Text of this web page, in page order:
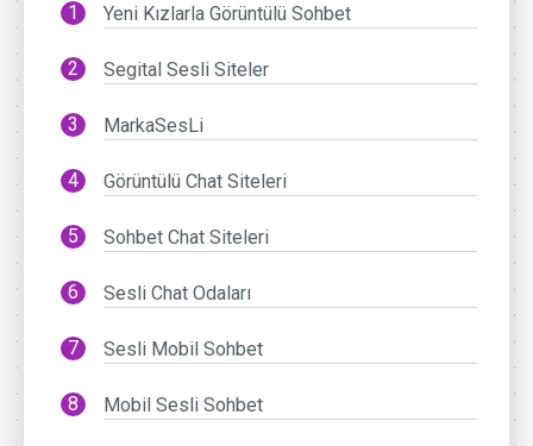
Yeni Kızlarla Görüntülü Sohbet
Segital Sesli Siteler
MarkaSesLi
Görüntülü Chat Siteleri
Sohbet Chat Siteleri
Sesli Chat Odaları
Sesli Mobil Sohbet
Mobil Sesli Sohbet